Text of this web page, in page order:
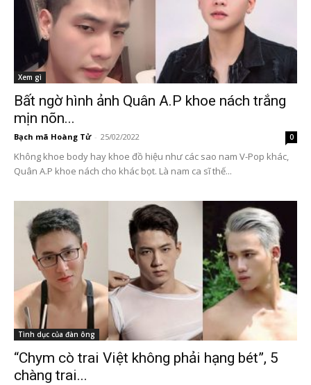
Xem gì
Bất ngờ hình ảnh Quân A.P khoe nách trắng
mịn nõn...
Bạch mã Hoàng Tử - 25/02/2022 0
Không khoe body hay khoe đồ hiệu như các sao nam V-Pop khác,
Quân A.P khoe nách cho khác bọt. Là nam ca sĩ thế...
Tình dục của đàn ông
“Chym cò trai Việt không phải hạng bét”, 5
chàng trai...